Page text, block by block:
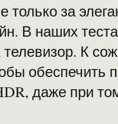
только за
В наших
К
обеспечить
даже при